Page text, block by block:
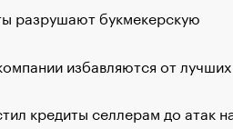
разрушают букмекерскую
избавляются от лучших
кредиты селлерам до атак